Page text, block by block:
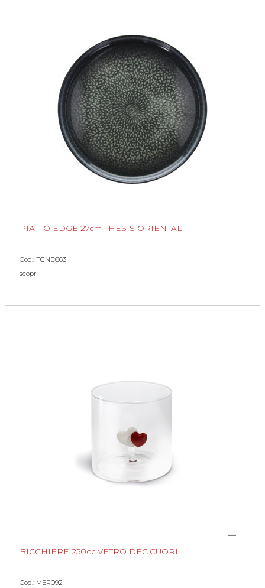
PIATTO EDGE 27cm THESIS ORIENTAL
Cod.: TGND863
scopri
BICCHIERE 250cc.VETRO DEC.CUORI
Cod.: MER092